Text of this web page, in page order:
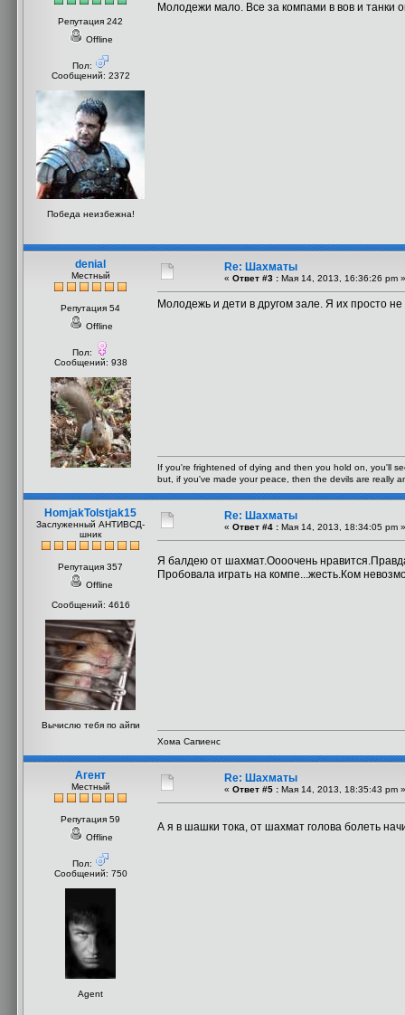
Репутация 242
Offline
Пол:
Сообщений: 2372
Победа неизбежна!
Молодежи мало. Все за компами в вов и танки
denial
Местный
Репутация 54
Offline
Пол:
Сообщений: 938
Re: Шахматы
« Ответ #3 : Мая 14, 2013, 16:36:26 pm »
Молодежь и дети в другом зале. Я их просто
If you're frightened of dying and then you hold on, you'll
but, if you've made your peace, then the devils are really
HomjakTolstjak15
Заслуженный АНТИВСД-
шник
Репутация 357
Offline
Сообщений: 4616
Вычислю тебя по айпи
Re: Шахматы
« Ответ #4 : Мая 14, 2013, 18:34:05 pm »
Я балдею от шахмат.Оооочень
Пробовала играть на компе...жесть.Ком
Хома Сапиенс
Агент
Местный
Репутация 59
Offline
Пол:
Сообщений: 750
Agent
Re: Шахматы
« Ответ #5 : Мая 14, 2013, 18:35:43 pm »
А я в шашки тока, от шахмат голова болеть